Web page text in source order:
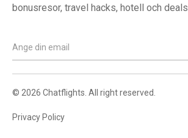
bonusresor, travel hacks, hotell och deals.
© 2026 Chatflights. All right reserved.
Privacy Policy